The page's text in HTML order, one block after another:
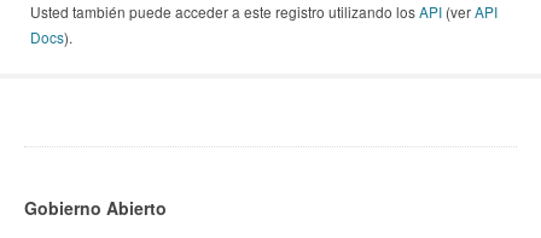
Usted también puede acceder a este registro utilizando losAPI (verAPI
Docs).
Gobierno Abierto